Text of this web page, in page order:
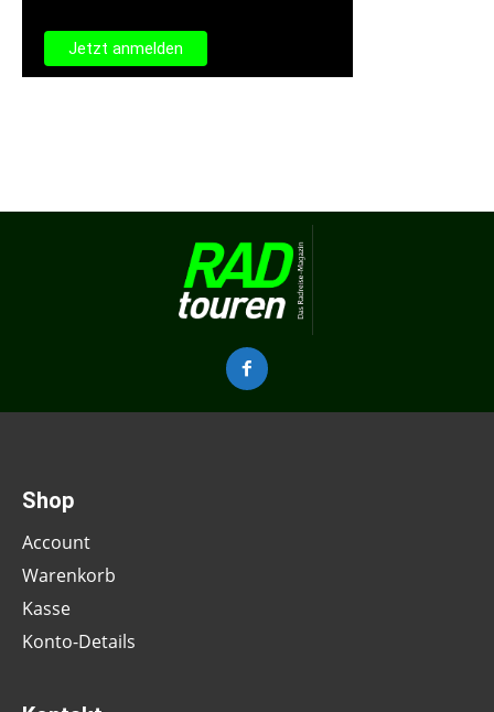
Shop
Account
Warenkorb
Kasse
Konto-Details